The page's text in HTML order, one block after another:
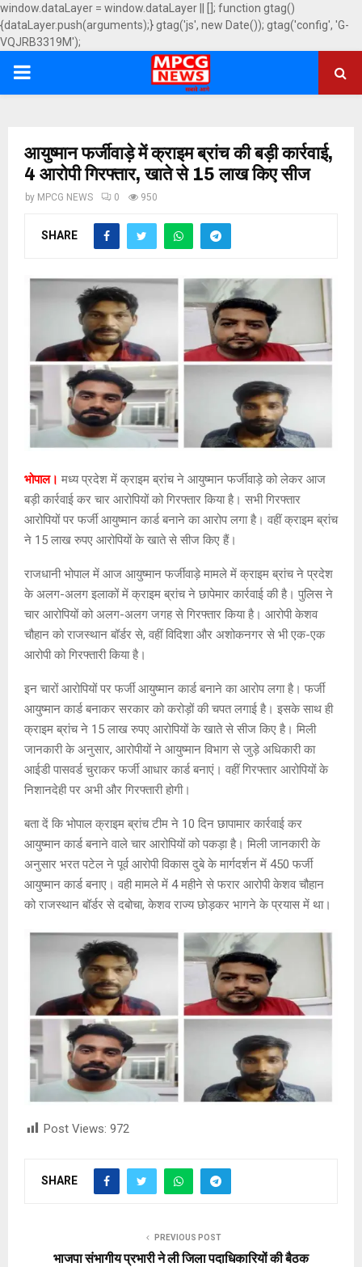
window.dataLayer = window.dataLayer || []; function gtag()
{dataLayer.push(arguments);} gtag('js', new Date()); gtag('config', 'G-
VQJRB3319M');
PRIMARY
आयुष्मान फर्जीवाड़े में क्राइम ब्रांच की बड़ी कार्रवाई,
4 आरोपी गिरफ्तार, खाते से 15 लाख किए सीज
by MPCG NEWS 0 950
SHARE
भोपाल। मध्य प्रदेश में क्राइम ब्रांच ने आयुष्मान फर्जीवाड़े को लेकर आज
बड़ी कार्रवाई कर चार आरोपियों को गिरफ्तार किया है। सभी गिरफ्तार
आरोपियों पर फर्जी आयुष्मान कार्ड बनाने का आरोप लगा है। वहीं क्राइम ब्रांच
ने 15 लाख रुपए आरोपियों के खाते से सीज किए हैं।
राजधानी भोपाल में आज आयुष्मान फर्जीवाड़े मामले में क्राइम ब्रांच ने प्रदेश
के अलग-अलग इलाकों में क्राइम ब्रांच ने छापेमार कार्रवाई की है। पुलिस ने
चार आरोपियों को अलग-अलग जगह से गिरफ्तार किया है। आरोपी केशव
चौहान को राजस्थान बॉर्डर से, वहीं विदिशा और अशोकनगर से भी एक-एक
आरोपी को गिरफ्तारी किया है।
इन चारों आरोपियों पर फर्जी आयुष्मान कार्ड बनाने का आरोप लगा है। फर्जी
आयुष्मान कार्ड बनाकर सरकार को करोड़ों की चपत लगाई है। इसके साथ ही
क्राइम ब्रांच ने 15 लाख रुपए आरोपियों के खाते से सीज किए है। मिली
जानकारी के अनुसार, आरोपीयों ने आयुष्मान विभाग से जुड़े अधिकारी का
आईडी पासवर्ड चुराकर फर्जी आधार कार्ड बनाएं। वहीं गिरफ्तार आरोपियों के
निशानदेही पर अभी और गिरफ्तारी होगी।
बता दें कि भोपाल क्राइम ब्रांच टीम ने 10 दिन छापामार कार्रवाई कर
आयुष्मान कार्ड बनाने वाले चार आरोपियों को पकड़ा है। मिली जानकारी के
अनुसार भरत पटेल ने पूर्व आरोपी विकास दुबे के मार्गदर्शन में 450 फर्जी
आयुष्मान कार्ड बनाए। वही मामले में 4 महीने से फरार आरोपी केशव चौहान
को राजस्थान बॉर्डर से दबोचा, केशव राज्य छोड़कर भागने के प्रयास में था।
Post Views: 972
SHARE
PREVIOUS POST
भाजपा संभागीय प्रभारी ने ली जिला पदाधिकारियों की बैठक